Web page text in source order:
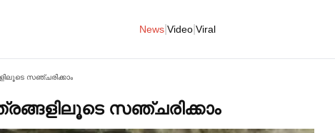
News Video Viral
സഞ്ചരിക്കാം
സഞ്ചരിക്കാം